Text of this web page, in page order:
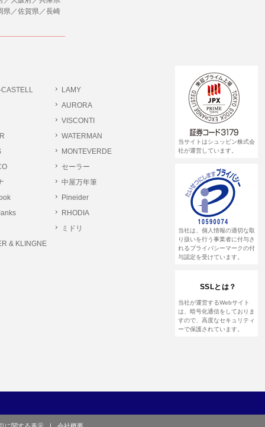
タの削除を要求する権利があります。
提出や質問へのご回答をお願いすること
人情報相談窓口
(受付)
ザーに有益かつ便利な情報を提供する
購読の登録をするものとします。
きます。
さい。
ます。
れのある行為。
れのある行為。
れのある行為。
県／佐賀県／長崎
CASTELL
LAMY
AURORA
VISCONTI
WATERMAN
MONTEVERDE
セーラー
中屋万年筆
Pineider
RHODIA
ミドリ
& KLINGNE
当サイトはシュッピン株式会
社が運営しています。
当社は、個人情報の適切な取
り扱いを行う事業者に付与さ
れるプライバシーマークの付
与認定を受けています。
SSLとは？
当社が運営するWebサイト
は、暗号化通信をしておりま
すので、高度なセキュリティ
ーで保護されています。